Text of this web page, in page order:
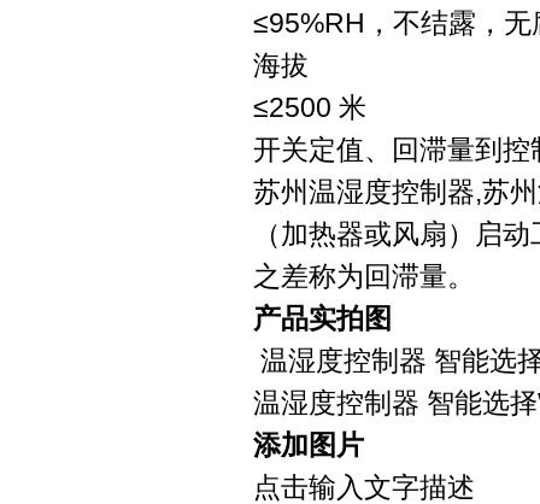
≤95%RH，不结露，无
海拔
≤2500 米
开关定值、回滞量到控
苏州温湿度控制器,苏
（加热器或风扇）启
之差称为回滞量。
产品实拍图
温湿度控制器 智能选
温湿度控制器 智能选
添加图片
点击输入文字描述